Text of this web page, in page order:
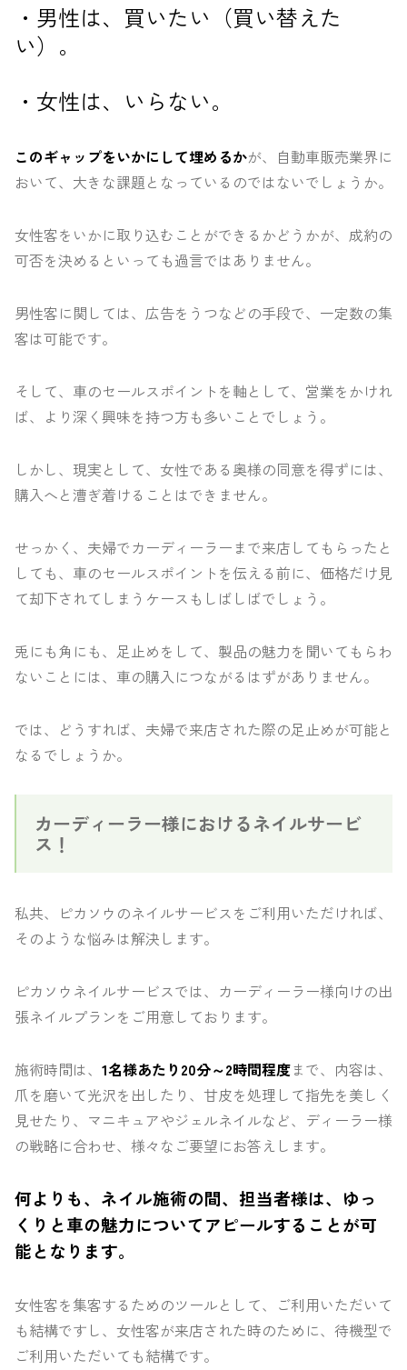
・男性は、買いたい（買い替えた
い）。
・女性は、いらない。
このギャップをいかにして埋めるかが、自動車販売業界に
おいて、大きな課題となっているのではないでしょうか。
女性客をいかに取り込むことができるかどうかが、成約の
可否を決めるといっても過言ではありません。
男性客に関しては、広告をうつなどの手段で、一定数の集
客は可能です。
そして、車のセールスポイントを軸として、営業をかけれ
ば、より深く興味を持つ方も多いことでしょう。
しかし、現実として、女性である奥様の同意を得ずには、
購入へと漕ぎ着けることはできません。
せっかく、夫婦でカーディーラーまで来店してもらったと
しても、車のセールスポイントを伝える前に、価格だけ見
て却下されてしまうケースもしばしばでしょう。
兎にも角にも、足止めをして、製品の魅力を聞いてもらわ
ないことには、車の購入につながるはずがありません。
では、どうすれば、夫婦で来店された際の足止めが可能と
なるでしょうか。
カーディーラー様におけるネイルサービ
ス！
私共、ピカソウのネイルサービスをご利用いただければ、
そのような悩みは解決します。
ピカソウネイルサービスでは、カーディーラー様向けの出
張ネイルプランをご用意しております。
施術時間は、 1名様あたり20分～2時間程度まで、内容は、
爪を磨いて光沢を出したり、甘皮を処理して指先を美しく
見せたり、マニキュアやジェルネイルなど、ディーラー様
の戦略に合わせ、様々なご要望にお答えします。
何よりも、ネイル施術の間、担当者様は、ゆっ
くりと車の魅力についてアピールすることが可
能となります。
女性客を集客するためのツールとして、ご利用いただいて
も結構ですし、女性客が来店された時のために、待機型で
ご利用いただいても結構です。